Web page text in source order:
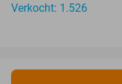
Verkocht: 1.526